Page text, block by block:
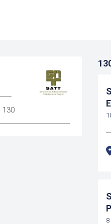
130
8